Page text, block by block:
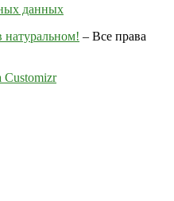
данных
натуральном! – Все права
Customizr